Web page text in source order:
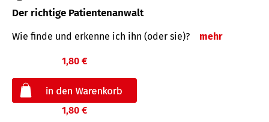
Der richtige Patientenanwalt
Wie finde und erkenne ich ihn (oder sie)? mehr
1,80 €
1,80 €